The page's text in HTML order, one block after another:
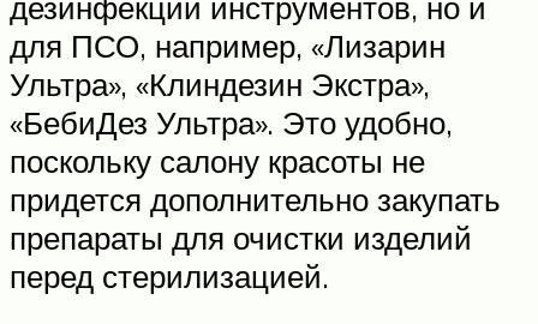
для ПСО, например, «Лизарин
Ультра», «Клиндезин Экстра»,
«БебиДез Ультра». Это удобно,
поскольку салону красоты не
придется дополнительно закупать
препараты для очистки изделий
перед стерилизацией.